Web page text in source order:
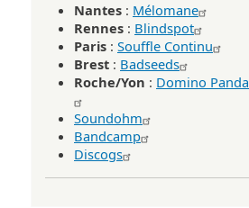
Nantes : Mélomane
Rennes : Blindspot
Paris : Souffle Continu
Brest : Badseeds
Roche/Yon : Domino Panda
Soundohm
Bandcamp
Discogs